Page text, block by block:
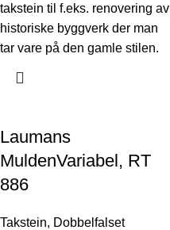
takstein til f.eks. renovering av
historiske byggverk der man
tar vare på den gamle stilen.
Laumans
MuldenVariabel, RT
886
Takstein, Dobbelfalset